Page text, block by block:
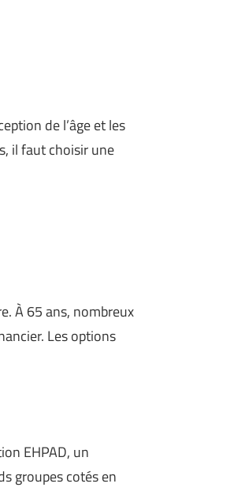
de l’âge et les
il faut choisir une
À 65 ans, nombreux
Les options
EHPAD, un
groupes cotés en